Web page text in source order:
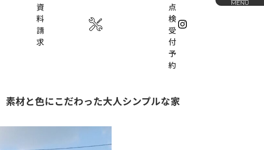
アイフルホームの家づくり
会社概要
資
料
請
求
点
検
受
付
予
約
MENU
素材と色にこだわった大人シンプルな家